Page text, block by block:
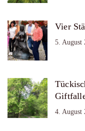
Vier
5. August
4. August